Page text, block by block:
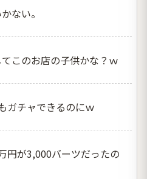
ない。
このお店の子供かな？ｗ
ガチャできるのにｗ
円が3,000バーツだったの